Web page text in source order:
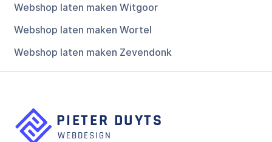
Webshop laten maken Witgoor
Webshop laten maken Wortel
Webshop laten maken Zevendonk